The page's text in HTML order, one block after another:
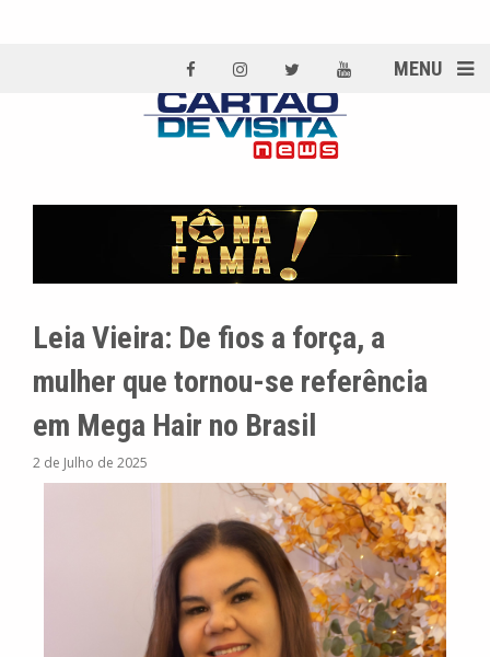
MENU
Leia Vieira: De fios a força, a
mulher que tornou-se referência
em Mega Hair no Brasil
2 de Julho de 2025